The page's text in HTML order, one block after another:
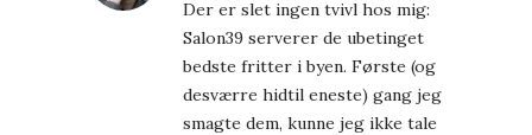
Der er slet ingen tvivl hos mig:
Salon39 serverer de ubetinget
bedste fritter i byen. Første (og
desværre hidtil eneste) gang jeg
smagte dem, kunne jeg ikke tale